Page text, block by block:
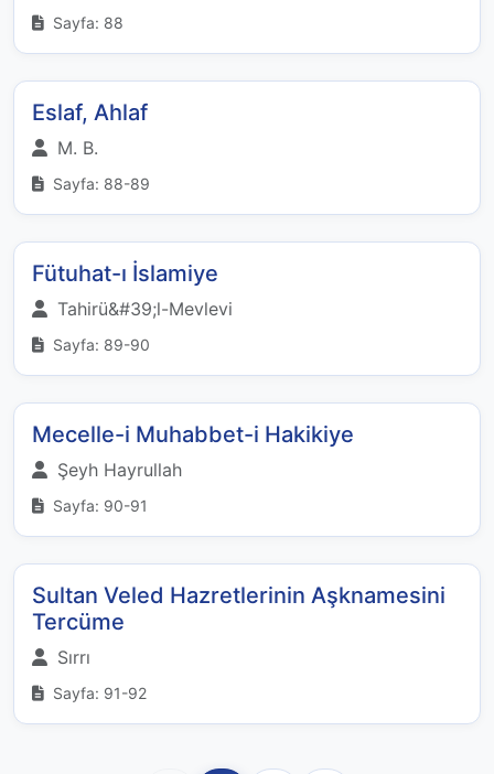
Sayfa: 88
Eslaf, Ahlaf
M. B.
Sayfa: 88-89
Fütuhat-ı İslamiye
Tahirü&#39;l-Mevlevi
Sayfa: 89-90
Mecelle-i Muhabbet-i Hakikiye
Şeyh Hayrullah
Sayfa: 90-91
Sultan Veled Hazretlerinin Aşknamesini
Tercüme
Sırrı
Sayfa: 91-92